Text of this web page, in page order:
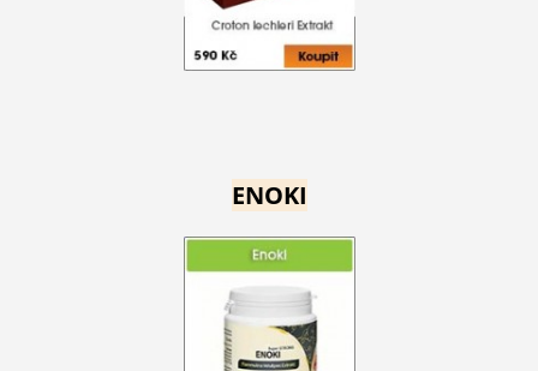
ENOKI